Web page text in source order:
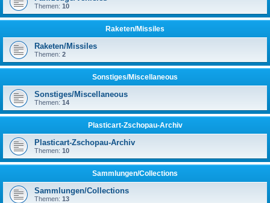
Themen: 10
Raketen/Missiles
Raketen/Missiles
Themen: 2
Sonstiges/Miscellaneous
Sonstiges/Miscellaneous
Themen: 14
Plasticart-Zschopau-Archiv
Plasticart-Zschopau-Archiv
Themen: 10
Sammlungen/Collections
Sammlungen/Collections
Themen: 13